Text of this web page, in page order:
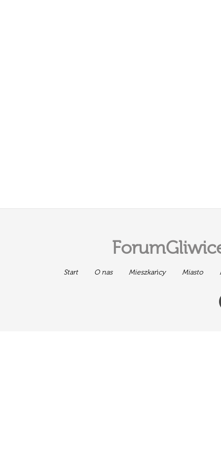
Start O nas Mieszkańcy Miasto